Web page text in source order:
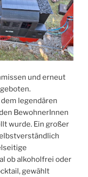
und erneut
legendären
BewohnerInnen
wurde. Ein großer
ob alkoholfrei oder
gewählt